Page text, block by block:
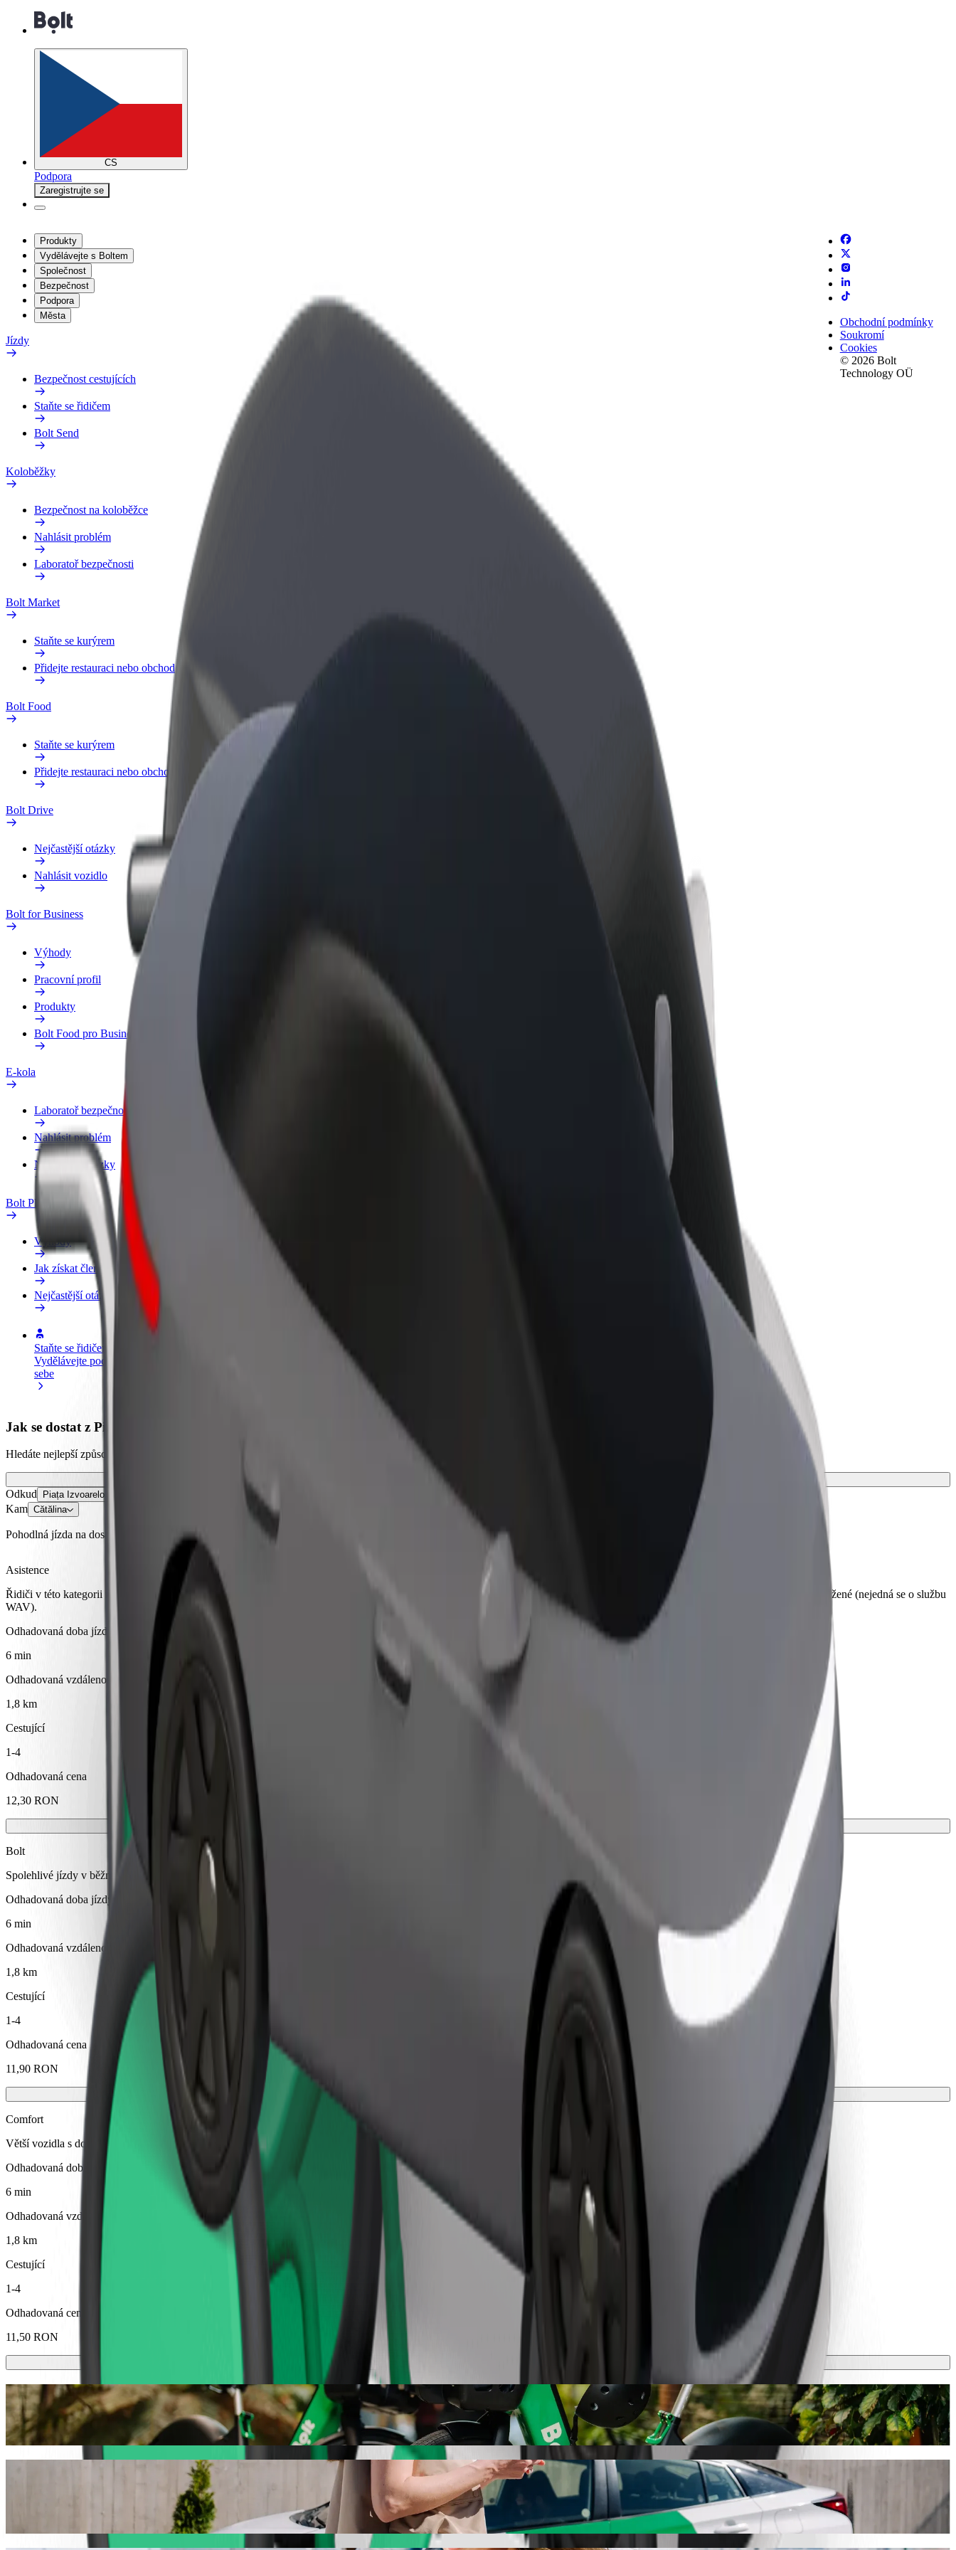
CS
Podpora
Zaregistrujte se
Produkty
Vydělávejte s Boltem
Společnost
Bezpečnost
Podpora
Města
Jízdy
Bezpečnost cestujících
Staňte se řidičem
Bolt Send
Koloběžky
Bezpečnost na koloběžce
Nahlásit problém
Laboratoř bezpečnosti
Bolt Market
Staňte se kurýrem
Přidejte restauraci nebo obchod
Bolt Food
Staňte se kurýrem
Přidejte restauraci nebo obchod
Bolt Drive
Nejčastější otázky
Nahlásit vozidlo
Bolt for Business
Výhody
Pracovní profil
Produkty
Bolt Food pro Business
E-kola
Laboratoř bezpečnosti
Nahlásit problém
Nejčastější otázky
Bolt Plus
Výhody
Jak získat členství
Nejčastější otázky
Staňte se řidičem
Vydělávejte podle
sebe
Přidejte restauraci nebo obchod
Oslovte více zákazníků a zvyšte si
Bolt for Business
Produkty a služby Boltu přesně pro
Obchodní podmínky
Soukromí
Cookies
© 2026 Bolt
Technology OÜ
Jak se dostat z Piața Izvoarelor do Cătălina
Hledáte nejlepší způsob, jak se dostat z Piața Izvoarelor do Cătălina? Prohlédněte si naše služby a najděte tu ideální pro svou cestu.
Stáhnout aplikaci
Odkud Piața Izvoarelor
Kam Cătălina
Pohodlná jízda na dosah ruky!
Asistence
Řidiči v této kategorii mohou asistovat seniorům a osobám se zdravotním postižením. Máte-li specifické požadavky, dejte to řidiči vědět před vyzvednutím. Invalidní vozíky musí být složené (nejedná se o službu
WAV).
Odhadovaná doba jízdy
6 min
Odhadovaná vzdálenost
1,8 km
Cestující
1-4
Odhadovaná cena
12,30 RON
Bolt
Spolehlivé jízdy v běžných vozidlech střední velikosti.
Odhadovaná doba jízdy
6 min
Odhadovaná vzdálenost
1,8 km
Cestující
1-4
Odhadovaná cena
11,90 RON
Comfort
Větší vozidla s dostatkem místa pro nohy a úložným prostorem
Odhadovaná doba jízdy
6 min
Odhadovaná vzdálenost
1,8 km
Cestující
1-4
Odhadovaná cena
11,50 RON
Koloběžky nebo e-kola
Přesouvejte se po Baia Mare na koloběžkách nebo e-kolech
Stáhnout aplikaci Bolt
Dostaňte se z Piața Izvoarelor do Cătălina s odvozem autem Bolt
Pokud hledáte nejlepší cenu pro jízdu do Cătălina, doporučujeme vám odvoz autem Bolt. S Boltem bude tato cesta trvat přibližně 6 min a vyjde na zhruba 11,50 RON RON. Ať už jedete kamkoli, najdeme pro